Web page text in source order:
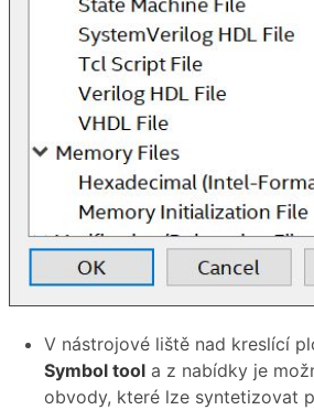
V nástrojové liště nad kreslící
Symbol tool a z nabídky je
obvody, které lze syntetizovat